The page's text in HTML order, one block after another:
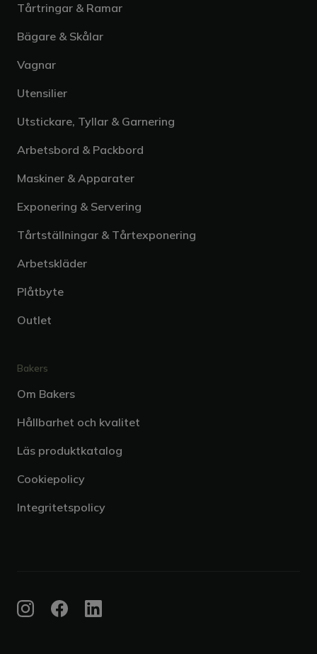
Tårtringar & Ramar
Bägare & Skålar
Vagnar
Utensilier
Utstickare, Tyllar & Garnering
Arbetsbord & Packbord
Maskiner & Apparater
Exponering & Servering
Tårtställningar & Tårtexponering
Arbetskläder
Plåtbyte
Outlet
Bakers
Om Bakers
Hållbarhet och kvalitet
Läs produktkatalog
Cookiepolicy
Integritetspolicy